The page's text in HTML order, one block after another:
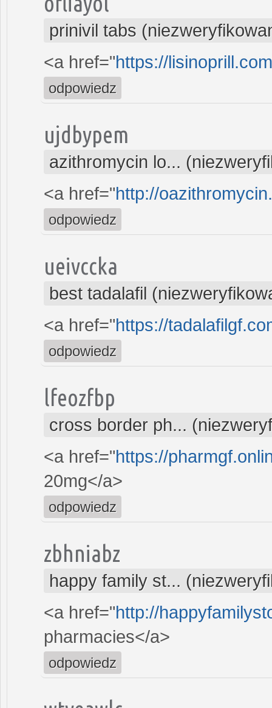
prinivil tabs
<a href="https://
odpowiedz
ujdbypem
azithromycin lo...
<a href="http://
odpowiedz
ueivccka
best tadalafil
<a href="https://
odpowiedz
lfeozfbp
cross border ph...
<a href="https://
20mg</a>
odpowiedz
zbhniabz
happy family st...
<a href="http://
pharmacies</a>
odpowiedz